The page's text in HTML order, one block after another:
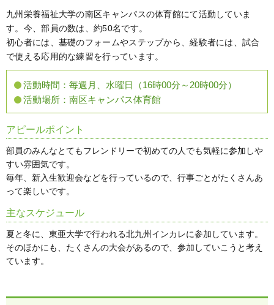
九州栄養福祉大学の南区キャンパスの体育館にて活動していま
す。今、部員の数は、約50名です。
初心者には、基礎のフォームやステップから、経験者には、試合
で使える応用的な練習を行っています。
活動時間： 毎週月、水曜日（16時00分～20時00分）
活動場所： 南区キャンパス体育館
アピールポイント
部員のみんなとてもフレンドリーで初めての人でも気軽に参加しや
すい雰囲気です。
毎年、新入生歓迎会などを行っているので、行事ごとがたくさんあ
って楽しいです。
主なスケジュール
夏と冬に、東亜大学で行われる北九州インカレに参加しています。
そのほかにも、たくさんの大会があるので、参加していこうと考え
ています。